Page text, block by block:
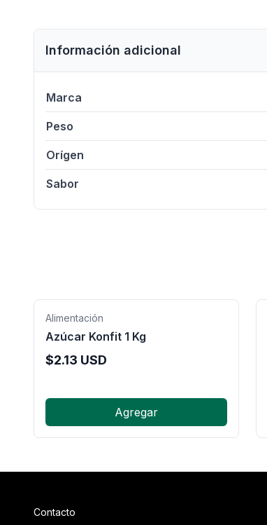
Información adicional
Marca
Peso
Orígen
Sabor
Alimentación
Azúcar Konfit 1 Kg
$2.13 USD
Agregar
Contacto